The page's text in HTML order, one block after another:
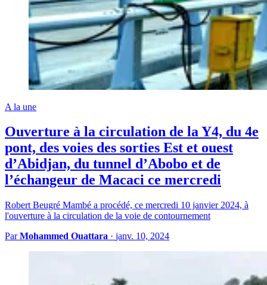
A la une
Ouverture à la circulation de la Y4, du 4e
pont, des voies des sorties Est et ouest
d’Abidjan, du tunnel d’Abobo et de
l’échangeur de Macaci ce mercredi
Robert Beugré Mambé a procédé, ce mercredi 10 janvier 2024, à
l'ouverture à la circulation de la voie de contournement
ParMohammed Ouattara · janv. 10, 2024